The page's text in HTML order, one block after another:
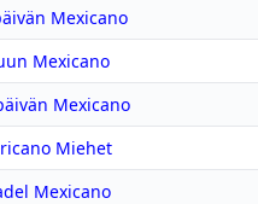
Mexicano
Mexicano
Mexicano
Miehet
Mexicano